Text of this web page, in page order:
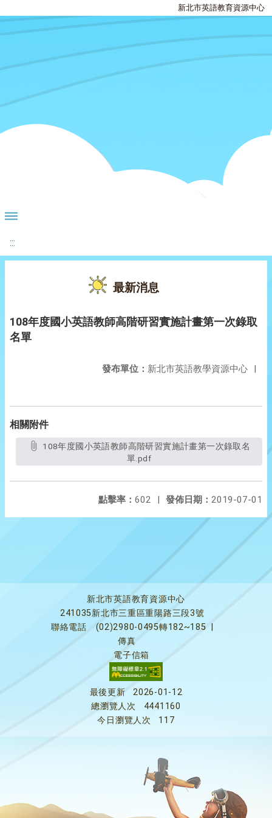
新北市英語教育資源中心
:::
最新消息
108年度國小英語教師高階研習實施計畫第一次錄取
名單
發布單位： 新北市英語教學資源中心 |
相關附件
單.pdf
發佈日期： 2019-07-01
點擊率： 602 |
新北市英語教育資源中心
241035新北市三重區重陽路三段3號
聯絡電話
(02)2980-0495轉182~185
傳真
電子信箱
最後更新
2026-01-12
總瀏覽人次
4441160
今日瀏覽人次
117